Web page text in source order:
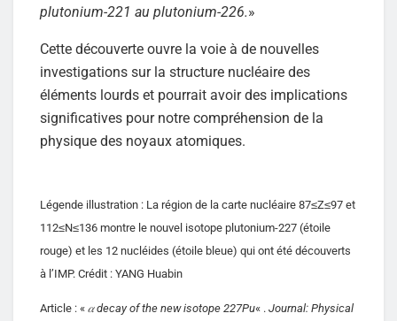
plutonium-221 au plutonium-226.»
Cette découverte ouvre la voie à de nouvelles
investigations sur la structure nucléaire des
éléments lourds et pourrait avoir des implications
significatives pour notre compréhension de la
physique des noyaux atomiques.
Légende illustration : La région de la carte nucléaire 87≤Z≤97 et
112≤N≤136 montre le nouvel isotope plutonium-227 (étoile
rouge) et les 12 nucléides (étoile bleue) qui ont été découverts
à l’IMP. Crédit : YANG Huabin
Article : « 𝛼 decay of the new isotope 227Pu« . Journal: Physical